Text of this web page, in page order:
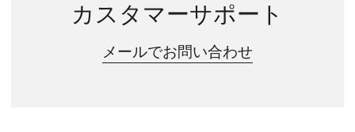
カスタマーサポート
メールでお問い合わせ